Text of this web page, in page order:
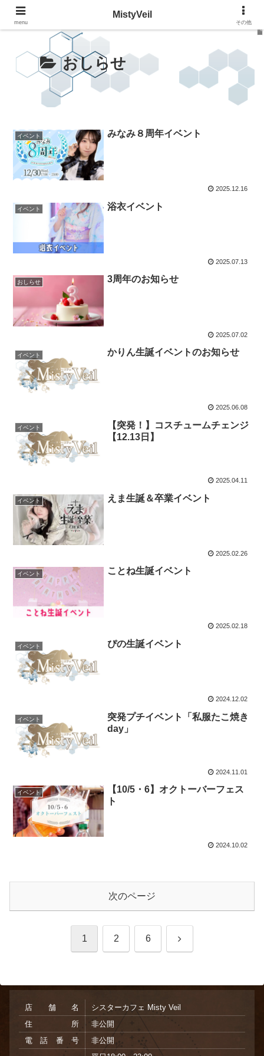
おしらせ
イベント みなみ８周年イベント
2025.12.16
イベント 浴衣イベント
2025.07.13
おしらせ 3周年のお知らせ
2025.07.02
イベント かりん生誕イベントのお知らせ
2025.06.08
イベント
【突発！】コスチュームチェンジ
【12.13日】
2025.04.11
イベント えま生誕＆卒業イベント
2025.02.26
イベント ことね生誕イベント
2025.02.18
イベント ぴの生誕イベント
2024.12.02
イベント
突発プチイベント「私服たこ焼き
day」
2024.11.01
イベント
【10/5・6】オクトーバーフェス
ト
2024.10.02
次のページ
1 2 6 次
店舗名
シスターカフェ Misty Veil
住所
非公開
電話番号
非公開
menu
MistyVeil
その他